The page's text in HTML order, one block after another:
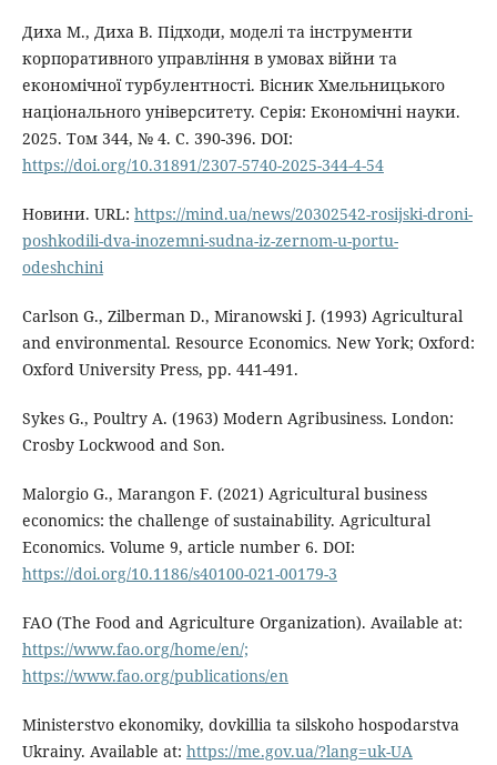
Диха М., Диха В. Підходи, моделі та інструменти
корпоративного управління в умовах війни та
економічної турбулентності. Вісник Хмельницького
національного університету. Серія: Економічні науки.
2025. Том 344, № 4. С. 390-396. DOI:
https://doi.org/10.31891/2307-5740-2025-344-4-54
Новини. URL: https://mind.ua/news/20302542-rosijski-droni-
poshkodili-dva-inozemni-sudna-iz-zernom-u-portu-
odeshchini
Carlson G., Zilberman D., Miranowski J. (1993) Agricultural
and environmental. Resource Economics. New York; Oxford:
Oxford University Press, pp. 441-491.
Sykes G., Poultry A. (1963) Modern Agribusiness. London:
Crosby Lockwood and Son.
Malorgio G., Marangon F. (2021) Agricultural business
economics: the challenge of sustainability. Agricultural
Economics. Volume 9, article number 6. DOI:
https://doi.org/10.1186/s40100-021-00179-3
FAO (The Food and Agriculture Organization). Available at:
https://www.fao.org/home/en/;
https://www.fao.org/publications/en
Ministerstvo ekonomiky, dovkillia ta silskoho hospodarstva
Ukrainy. Available at: https://me.gov.ua/?lang=uk-UA